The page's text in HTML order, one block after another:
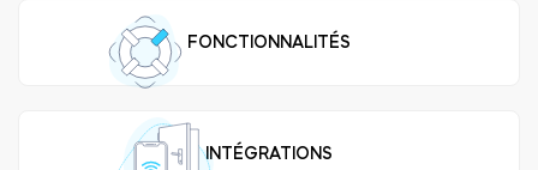
Entreprise
Tedee GO
Tedee GO2
ASSISTANCE
FONCTIONNALITÉS
INTÉGRATIONS